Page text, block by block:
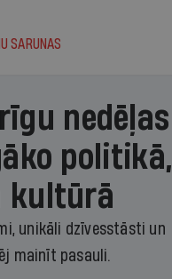
SARUNAS
nedēļas
politikā,
kultūrā
unikāli dzīvesstāsti un
mainīt pasauli.